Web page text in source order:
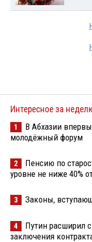
Интересное за
1
В Абхазии
молодёжный форум
2
Пенсию по
уровне не ниже 40%
3 Законы,
4
Путин расширил
заключения